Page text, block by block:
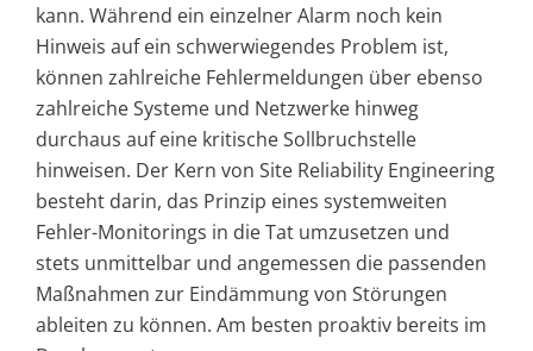
kann. Während ein einzelner Alarm noch kein
Hinweis auf ein schwerwiegendes Problem ist,
können zahlreiche Fehlermeldungen über ebenso
zahlreiche Systeme und Netzwerke hinweg
durchaus auf eine kritische Sollbruchstelle
hinweisen. Der Kern von Site Reliability Engineering
besteht darin, das Prinzip eines systemweiten
Fehler-Monitorings in die Tat umzusetzen und
stets unmittelbar und angemessen die passenden
Maßnahmen zur Eindämmung von Störungen
ableiten zu können. Am besten proaktiv bereits im